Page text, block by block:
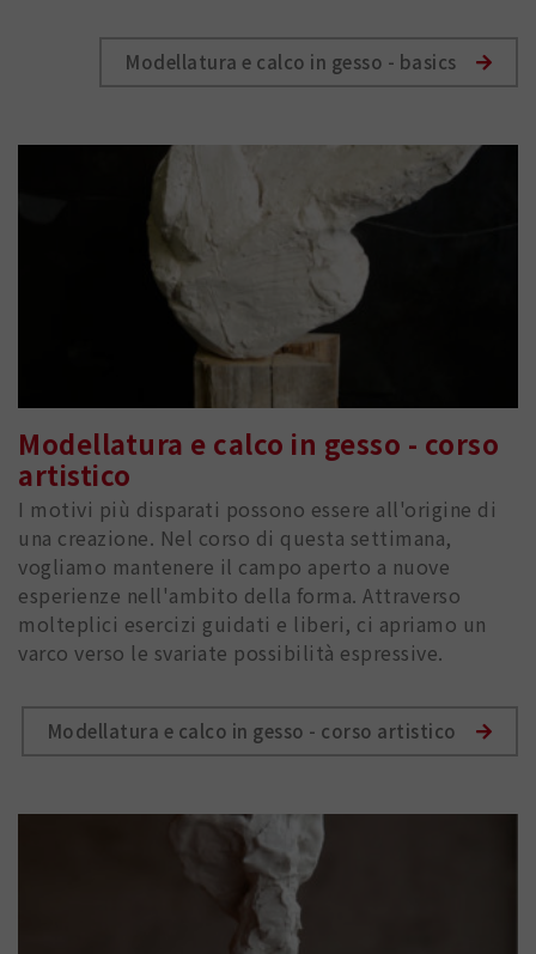
Modellatura e calco in gesso - basics
Modellatura e calco in gesso - corso
artistico
I motivi più disparati possono essere all'origine di
una creazione. Nel corso di questa settimana,
vogliamo mantenere il campo aperto a nuove
esperienze nell'ambito della forma. Attraverso
molteplici esercizi guidati e liberi, ci apriamo un
varco verso le svariate possibilità espressive.
Modellatura e calco in gesso - corso artistico